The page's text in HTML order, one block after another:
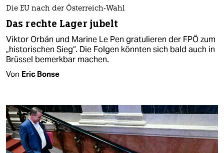
Die EU nach der Österreich-Wahl
Das rechte Lager jubelt
Viktor Orbán und Marine Le Pen gratulieren der FPÖ zum
„historischen Sieg“. Die Folgen könnten sich bald auch in
Brüssel bemerkbar machen.
Von Eric Bonse